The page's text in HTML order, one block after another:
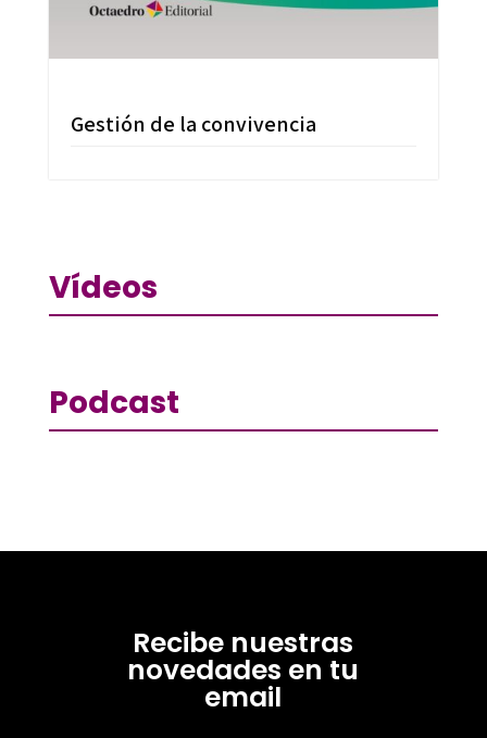
Gestión de la convivencia
Vídeos
Podcast
Recibe nuestras
novedades en tu
email